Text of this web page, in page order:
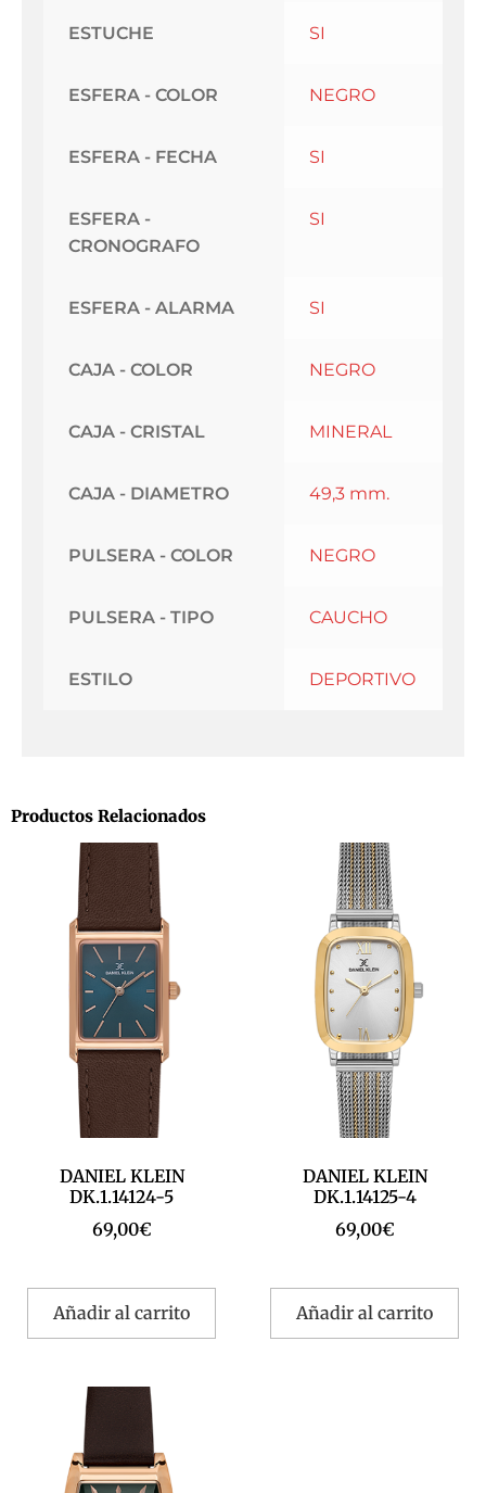
ESTUCHE SI
ESFERA - COLOR NEGRO
ESFERA - FECHA SI
ESFERA -
CRONOGRAFO
SI
ESFERA - ALARMA SI
CAJA - COLOR NEGRO
CAJA - CRISTAL MINERAL
CAJA - DIAMETRO 49,3 mm.
PULSERA - COLOR NEGRO
PULSERA - TIPO CAUCHO
ESTILO DEPORTIVO
Productos Relacionados
DANIEL KLEIN
DK.1.14124-5
69,00€
Añadir al carrito
DANIEL KLEIN
DK.1.14125-4
69,00€
Añadir al carrito